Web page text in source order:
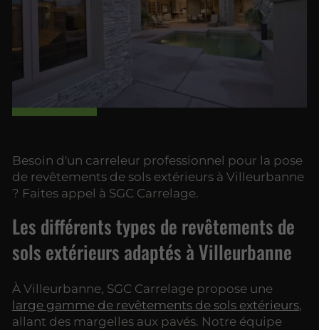
Besoin d'un carreleur professionnel pour la pose
de revêtements de sols extérieurs à Villeurbanne
? Faites appel à SGC Carrelage.
Les différents types de revêtements de
sols extérieurs adaptés à Villeurbanne
À Villeurbanne, SGC Carrelage propose une
large gamme de revêtements de sols extérieurs,
allant des margelles aux pavés. Notre équipe